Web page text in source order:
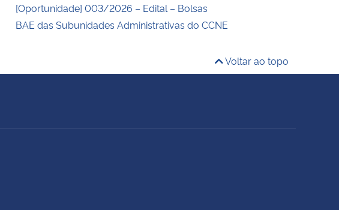
[Oportunidade] 003/2026 – Edital – Bolsas
BAE das Subunidades Administrativas do CCNE
Voltar ao topo